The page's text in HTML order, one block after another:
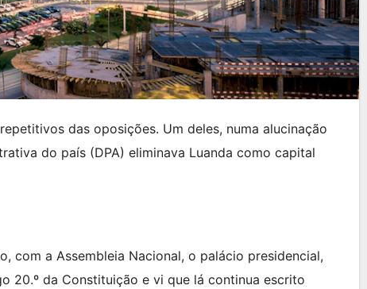
das oposições. Um deles, numa alucinação
do país (DPA) eliminava Luanda como capital
com a Assembleia Nacional, o palácio presidencial,
20.º da Constituição e vi que lá continua escrito